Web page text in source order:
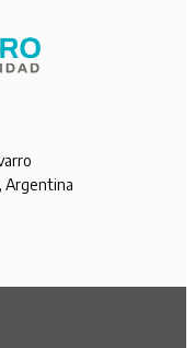
Argentina